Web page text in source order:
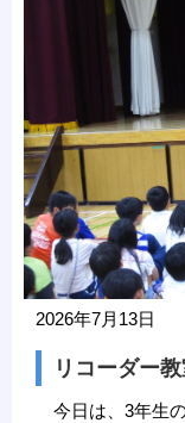
2026年7月13日
リコーダー
今日は、3年生